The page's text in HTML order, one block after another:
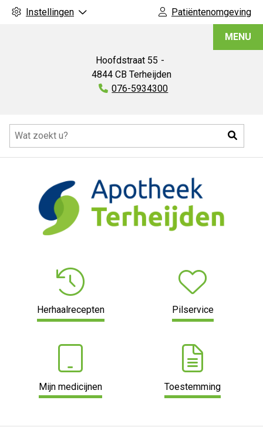
Instellingen Patiëntenomgeving
Hoofdstraat 55
4844 CB Terheijden
Tel:
076-5934300
MENU
Herhaalrecepten Pilservice
Mijn medicijnen Toestemming